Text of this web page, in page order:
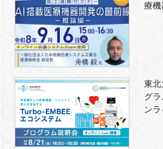
療機
東北
グ
ンラ